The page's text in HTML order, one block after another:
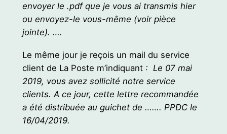
envoyer le .pdf que je vous ai transmis hier
ou envoyez-le vous-même (voir pièce
jointe). ….
Le même jour je reçois un mail du service
client de La Poste m’indiquant : Le 07 mai
2019, vous avez sollicité notre service
clients. A ce jour, cette lettre recommandée
a été distribuée au guichet de ……. PPDC le
16/04/2019.